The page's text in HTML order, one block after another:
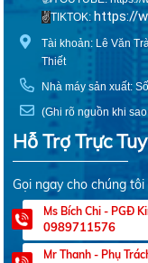
✌️TIKTOK: https://
Tài khoản: Lê Văn
Thiết
Nhà máy sản xuất:
(Ghi rõ nguồn khi
Hỗ Trợ Trực
Gọi ngay cho chúng
Ms Bích Chi - PGĐ
0989711576
Mr Thanh - Phụ